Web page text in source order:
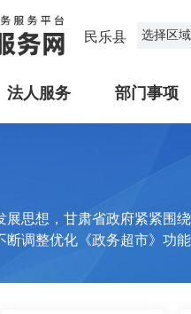
民乐县 选择区域
法人服务 部门事项
展思想，甘肃省政府紧紧
调整优化《政务超市》功